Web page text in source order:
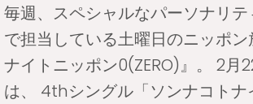
毎週、スペシャルなパーソナリテ
で担当している土曜日のニッポ
ナイトニッポン0(ZERO)』。 2月
は、 4thシングル「ソンナコトナ